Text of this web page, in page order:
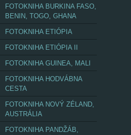
FOTOKNIHA BURKINA FASO,
BENIN, TOGO, GHANA
FOTOKNIHA ETIÓPIA
FOTOKNIHA ETIÓPIA II
FOTOKNIHA GUINEA, MALI
FOTOKNIHA HODVÁBNA
CESTA
FOTOKNIHA NOVÝ ZÉLAND,
AUSTRÁLIA
FOTOKNIHA PANDŽÁB,